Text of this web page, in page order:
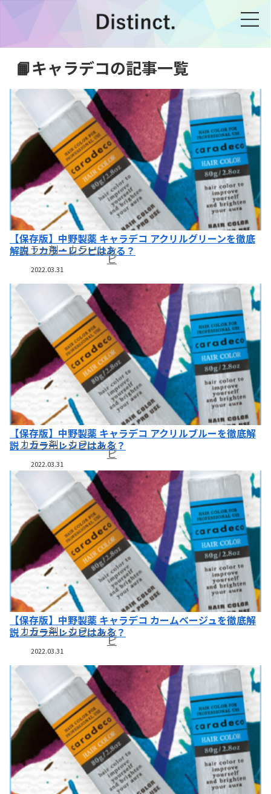
📙キャラデコの記事一覧
【保存版】中野製薬 キャラデコ アクリルグリーンを徹底
解説！カラーレシピはある？
カラー剤・カラーレシ
ピ
2022.03.31
【保存版】中野製薬 キャラデコ アクリルブルーを徹底解
説！カラーレシピはある？
カラー剤・カラーレシ
ピ
2022.03.31
【保存版】中野製薬 キャラデコ カームベージュを徹底解
説！カラーレシピはある？
カラー剤・カラーレシ
ピ
2022.03.31